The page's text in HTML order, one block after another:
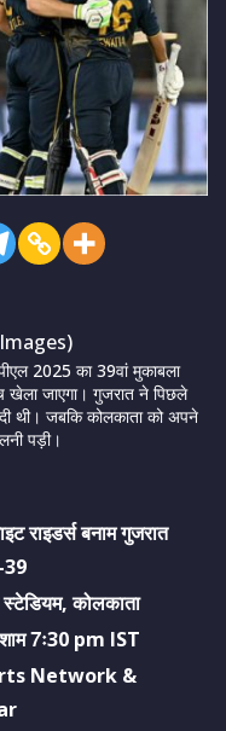
2025 का 39वां मुकाबला
खेला जाएगा। गुजरात ने पिछले
थी। जबकि कोलकाता को अपने
पड़ी।
राइडर्स बनाम गुजरात
39
स्टेडियम, कोलकाता
7ः30 pm IST
Network &